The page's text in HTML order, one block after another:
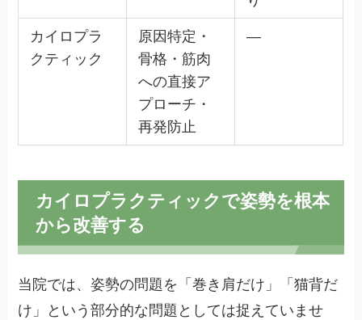
カイロプラ
クティック
原因特定・
骨格・筋肉
への直接ア
プローチ・
再発防止
—
カイロプラクティックで姿勢を根本
から改善する
当院では、姿勢の問題を「巻き肩だけ」「猫背だ
け」という部分的な問題としては捉えていませ